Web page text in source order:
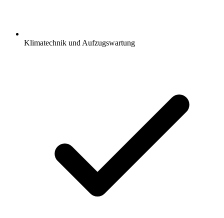
Klimatechnik und Aufzugswartung